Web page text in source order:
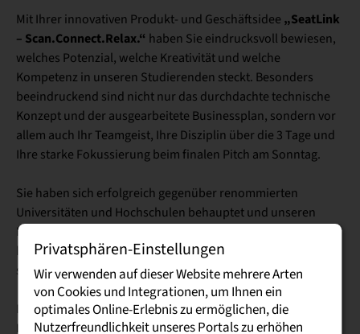
Mit Ihrer innovativen Produkt- und Geschäftsidee „SeatLink
– Scan.Connect.Relax.“ haben Sie eindrucksvoll bewiesen,
welches Potenzial, welche Kreativität und welche
Kompetenz in unseren Studierenden steckt. Besonders
beeindruckend sind nicht nur das durchdachte technische
Konzept und der ausgearbeitete Businessplan, sondern vor
allem auch Ihr Teamgeist, Ihre Disziplin über die 3 Tage und
Ihre starke Fokussierung beim finalen Pitch am Sonntag.
Sie haben sich erfolgreich gegenüber renommierten
Universitäten und Hochschulen behauptet und unseren
Hochschulstandort Glauchau auf internationaler Bühne
hervorragend vertreten. Darauf können Sie mit Recht stolz
sein – und wir sind es ebenso!
Ein besonderer Dank gilt zudem unserenKolleginnen Prof.
Dr.-Ing. habil. Daniela Nickel und Prof. Dr. rer. pol. Katja
Privatsphären-Einstellungen
Wir verwenden auf dieser Website mehrere Arten
von Cookies und Integrationen, um Ihnen ein
optimales Online-Erlebnis zu ermöglichen, die
Nutzerfreundlichkeit unseres Portals zu erhöhen